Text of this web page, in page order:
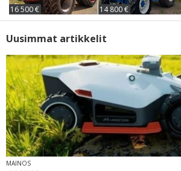
16 500 € 14 800 €
Uusimmat artikkelit
MAINOS